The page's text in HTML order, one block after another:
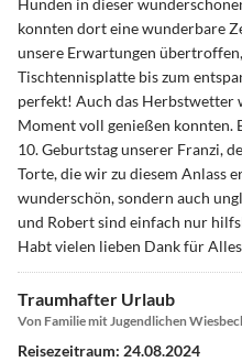
Hunden in dieser
konnten dort eine wunderbare
unsere Erwartungen
Tischtennisplatte bis zum
perfekt! Auch das Herbstwetter
Moment voll genießen konnten.
10. Geburtstag unserer Franzi,
Torte, die wir zu diesem Anlass
wunderschön, sondern auch
und Robert sind einfach nur
Habt vielen lieben Dank für
Traumhafter Urlaub
Von Familie mit Jugendlichen
Reisezeitraum: 24.08.2024